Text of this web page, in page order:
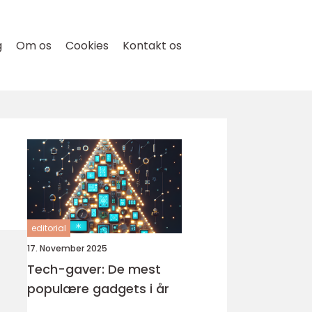
Om os Cookies Kontakt os
editorial
17. November 2025
Tech-gaver: De mest
populære gadgets i år